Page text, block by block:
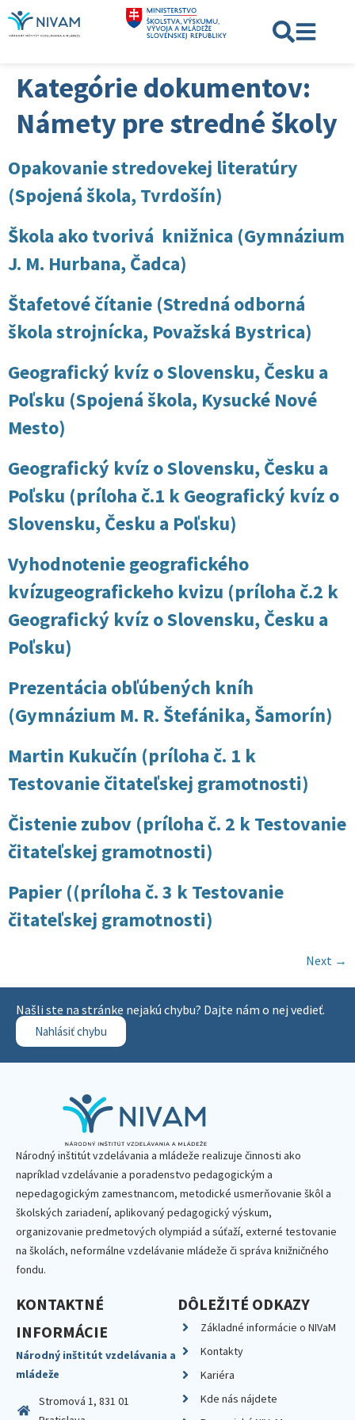
Kategórie dokumentov:
Námety pre stredné školy
Opakovanie stredovekej literatúry
(Spojená škola, Tvrdošín)
Škola ako tvorivá knižnica (Gymnázium
J. M. Hurbana, Čadca)
Štafetové čítanie (Stredná odborná
škola strojnícka, Považská Bystrica)
Geografický kvíz o Slovensku, Česku a
Poľsku (Spojená škola, Kysucké Nové
Mesto)
Geografický kvíz o Slovensku, Česku a
Poľsku (príloha č.1 k Geografický kvíz o
Slovensku, Česku a Poľsku)
Vyhodnotenie geografického
kvízugeografickeho kvizu (príloha č.2 k
Geografický kvíz o Slovensku, Česku a
Poľsku)
Prezentácia obľúbených kníh
(Gymnázium M. R. Štefánika, Šamorín)
Martin Kukučín (príloha č. 1 k
Testovanie čitateľskej gramotnosti)
Čistenie zubov (príloha č. 2 k Testovanie
čitateľskej gramotnosti)
Papier ((príloha č. 3 k Testovanie
čitateľskej gramotnosti)
Next →
Našli ste na stránke nejakú chybu? Dajte nám o nej vedieť.
Nahlásiť chybu
Národný inštitút vzdelávania a mládeže realizuje činnosti ako
napríklad vzdelávanie a poradenstvo pedagogickým a
nepedagogickým zamestnancom, metodické usmerňovanie škôl a
školských zariadení, aplikovaný pedagogický výskum,
organizovanie predmetových olympiád a súťaží, externé testovanie
na školách, neformálne vzdelávanie mládeže či správa knižničného
fondu.
KONTAKTNÉ
INFORMÁCIE
Národný inštitút vzdelávania a
mládeže
Stromová 1, 831 01
DÔLEŽITÉ ODKAZY
Základné informácie o NIVaM
Kontakty
Kariéra
Kde nás nájdete